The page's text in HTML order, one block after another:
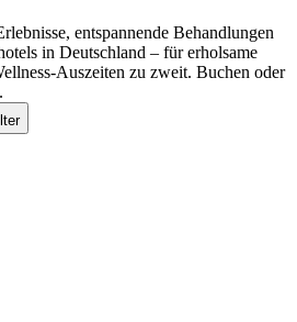
entspannende Behandlungen
in Deutschland – für erholsame
Auszeiten zu zweit. Buchen oder